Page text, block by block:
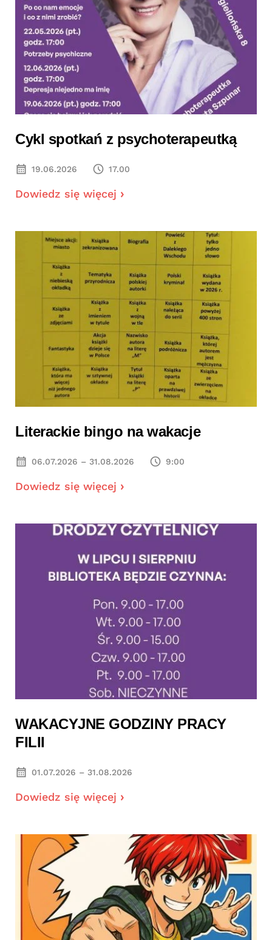
Cykl spotkań z psychoterapeutką
19.06.2026 17.00
Dowiedz się więcej
Literackie bingo na wakacje
06.07.2026 – 31.08.2026 9:00
Dowiedz się więcej
WAKACYJNE GODZINY PRACY
FILII
01.07.2026 – 31.08.2026
Dowiedz się więcej